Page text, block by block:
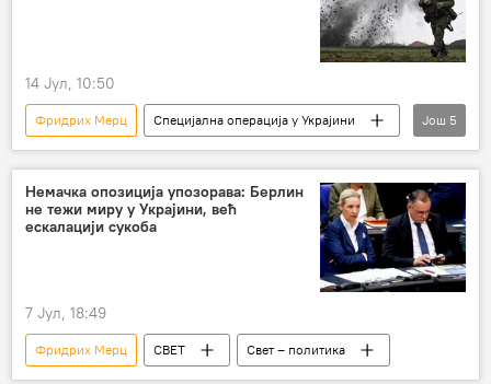
14 Јул, 10:50
Фридрих Мерц
Специјална операција у Украјини
Русија – политика
Русија
Специјална војна операција у Украјини – вести
Украјина
Немачка
Још 5
Немачка опозиција упозорава: Берлин
не тежи миру у Украјини, већ
ескалацији сукоба
7 Јул, 18:49
Фридрих Мерц СВЕТ Свет – политика